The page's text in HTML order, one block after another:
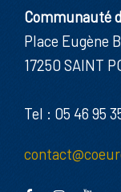
Communauté
Place Eugène
17250 SAINT
Tel : 05 46 95